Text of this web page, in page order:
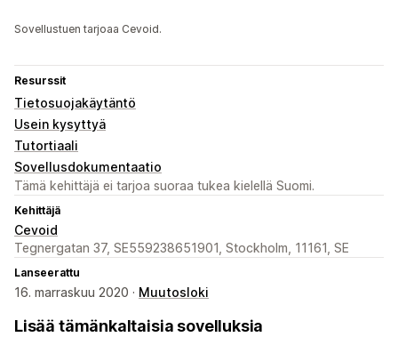
Sovellustuen tarjoaa Cevoid.
Resurssit
Tietosuojakäytäntö
Usein kysyttyä
Tutortiaali
Sovellusdokumentaatio
Tämä kehittäjä ei tarjoa suoraa tukea kielellä Suomi.
Kehittäjä
Cevoid
Tegnergatan 37, SE559238651901, Stockholm, 11161, SE
Lanseerattu
16. marraskuu 2020 · Muutosloki
Lisää tämänkaltaisia sovelluksia